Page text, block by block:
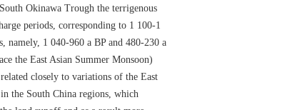
Okinawa Trough the terrigenous
periods, corresponding to 1 100-1
namely, 1 040-960 a BP and 480-230 a
the East Asian Summer Monsoon)
closely to variations of the East
the South China regions, which